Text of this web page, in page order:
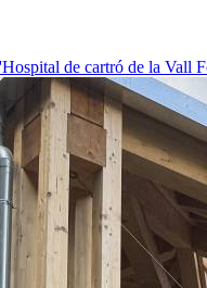
de cartró de la Vall